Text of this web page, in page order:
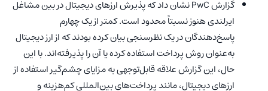
گزارش PwC نشان داد که پذیرش ارزهای دیجیتال در بین مشاغل
ایرلندی هنوز نسبتاً محدود است. کمتر از یک چهارم
پاسخ‌دهندگان در یک نظرسنجی بیان کرده بودند که از ارز دیجیتال
به‌عنوان روش پرداخت استفاده کرده یا آن را پذیرفته‌اند. با این
حال، این گزارش علاقه قابل‌توجهی به مزایای چشم‌گیر استفاده از
ارزهای دیجیتال، مانند پرداخت‌های بین‌المللی کم‌هزینه و